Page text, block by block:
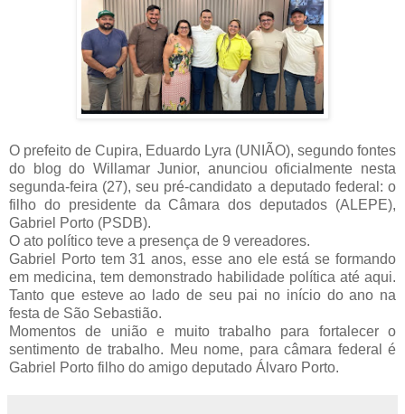
O prefeito de Cupira, Eduardo Lyra (UNIÃO), segundo fontes
do blog do Willamar Junior, anunciou oficialmente nesta
segunda-feira (27), seu pré-candidato a deputado federal: o
filho do presidente da Câmara dos deputados (ALEPE),
Gabriel Porto (PSDB).
O ato político teve a presença de 9 vereadores.
Gabriel Porto tem 31 anos, esse ano ele está se formando
em medicina, tem demonstrado habilidade política até aqui.
Tanto que esteve ao lado de seu pai no início do ano na
festa de São Sebastião.
Momentos de união e muito trabalho para fortalecer o
sentimento de trabalho. Meu nome, para câmara federal é
Gabriel Porto filho do amigo deputado Álvaro Porto.